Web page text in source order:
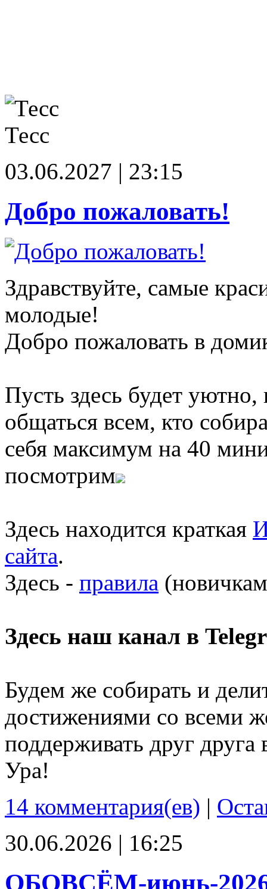
Тесс
03.06.2027 | 23:15
Добро пожаловать!
Здравствуйте, самые
молодые!
Добро пожаловать в
Пусть здесь будет
общаться всем, кто
себя максимум на 40
посмотрим
Здесь находится краткая
сайта.
Здесь - правила
Здесь наш канал в
Будем же собирать и
достижениями со всеми
поддерживать друг
Ура!
14 комментария(ев) |
30.06.2026 | 16:25
ОБОВСЁМ-июнь-